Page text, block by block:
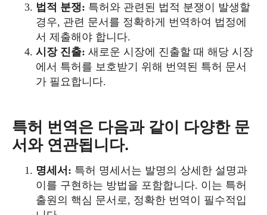
법적 분쟁: 특허와 관련된 법적 분쟁이 발생할
경우, 관련 문서를 정확하게 번역하여 법정에
서 제출해야 합니다.
시장 진출: 새로운 시장에 진출할 때 해당 시장
에서 특허를 보호받기 위해 번역된 특허 문서
가 필요합니다.
특허 번역은 다음과 같이 다양한 문
서와 연관됩니다.
명세서: 특허 명세서는 발명의 상세한 설명과
이를 구현하는 방법을 포함합니다. 이는 특허
출원의 핵심 문서로, 정확한 번역이 필수적입